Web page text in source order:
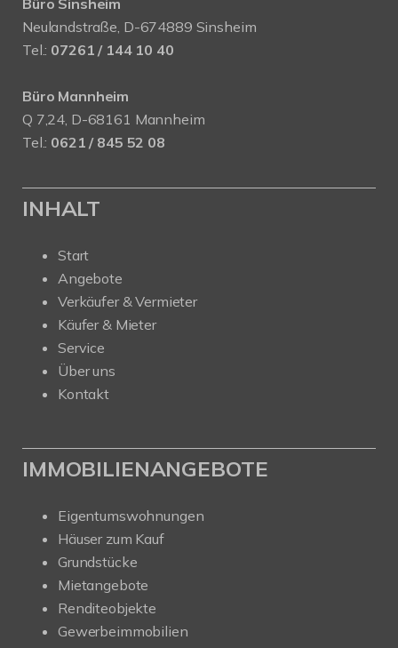
Neulandstraße, D-674889 Sinsheim
Tel.: 07261 / 144 10 40
Büro Mannheim
Q 7,24, D-68161 Mannheim
Tel.: 0621 / 845 52 08
INHALT
Start
Angebote
Verkäufer & Vermieter
Käufer & Mieter
Service
Über uns
Kontakt
IMMOBILIENANGEBOTE
Eigentumswohnungen
Häuser zum Kauf
Grundstücke
Mietangebote
Renditeobjekte
Gewerbeimmobilien